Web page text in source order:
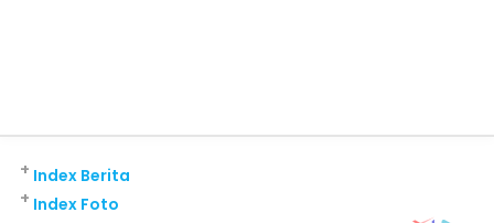
Index Berita
+
Index Foto
+